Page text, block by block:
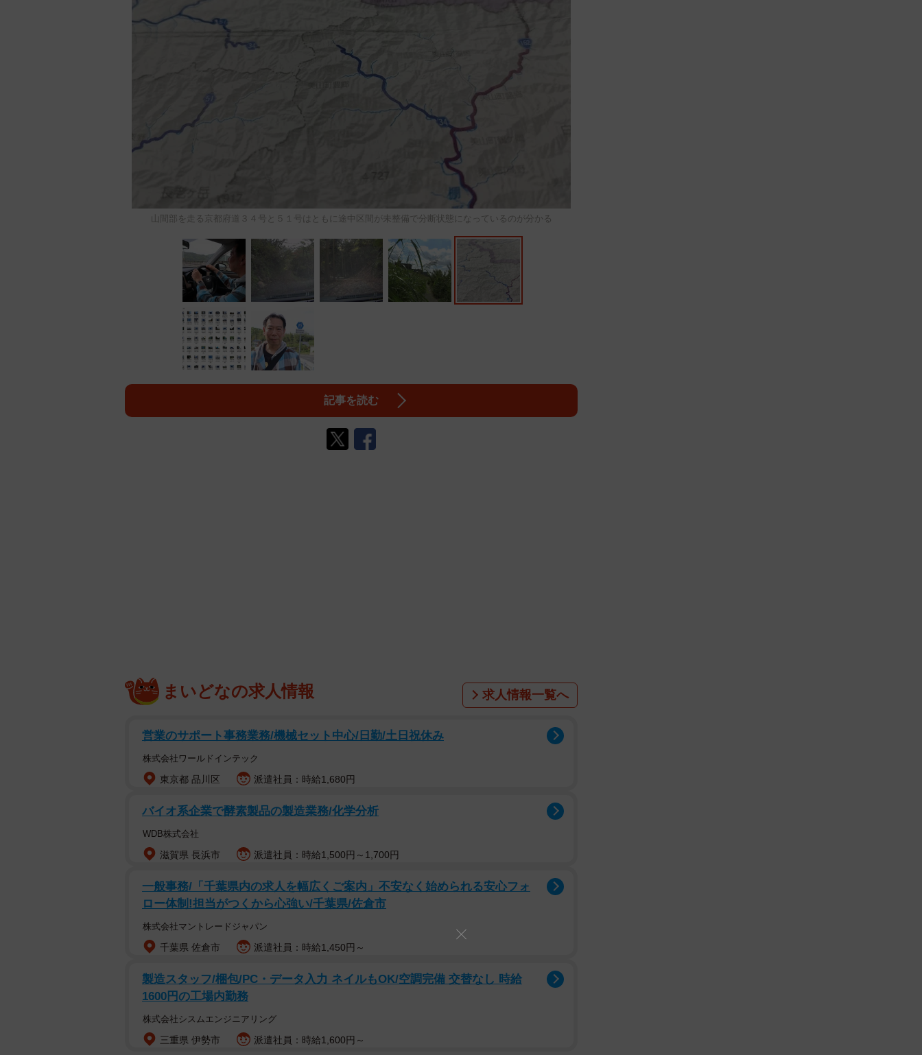
山間部を走る京都府道３４号と５１号はともに途中区間が未整備で分断状態になっているのが分かる
記事を読む
まいどなの求人情報 求人情報一覧へ
営業のサポート事務業務/機械セット中心/日勤/土日祝休み
株式会社ワールドインテック
東京都 品川区 派遣社員：時給1,680円
バイオ系企業で酵素製品の製造業務/化学分析
WDB株式会社
滋賀県 長浜市 派遣社員：時給1,500円～1,700円
一般事務/「千葉県内の求人を幅広くご案内」不安なく始められる安心フォ
ロー体制!担当がつくから心強い/千葉県/佐倉市
株式会社マントレードジャパン
千葉県 佐倉市 派遣社員：時給1,450円～
製造スタッフ/梱包/PC・データ入力 ネイルもOK/空調完備 交替なし 時給
1600円の工場内勤務
株式会社シスムエンジニアリング
三重県 伊勢市 派遣社員：時給1,600円～